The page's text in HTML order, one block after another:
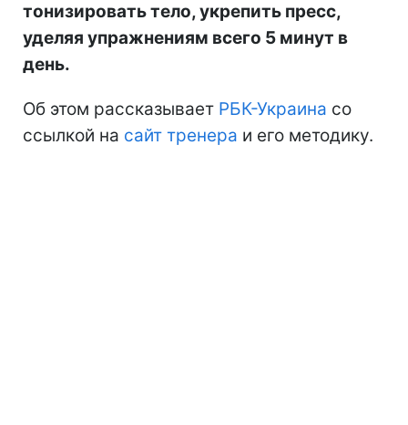
тонизировать тело, укрепить пресс,
уделяя упражнениям всего 5 минут в
день.
Об этом рассказывает РБК-Украина со
ссылкой на сайт тренера и его методику.